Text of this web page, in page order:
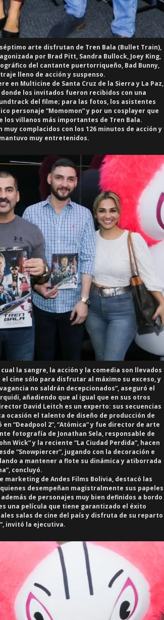
arte disfrutan de Tren Bala (Bullet Train),
por Brad Pitt, Sandra Bullock, Joey King,
del cantante puertorriqueño, Bad Bunny,
lleno de acción y suspenso.
en Multicine de Santa Cruz de la Sierra y La Paz,
donde los invitados fueron recibidos con una
del filme; para las fotos, los asistentes
personaje “Momomon” y por un cosplayer que
los villanos más importantes de Tren Bala.
complacidos con los 126 minutos de acción y
muy entretenidos.
la sangre, la acción y la comedia son llevados
cine sólo para disfrutar al máximo su exceso, y
no saldrán decepcionados”, aseguró el
, añadiendo que al igual que en sus otros
David Leitch es un experto: sus secuencias
ocasión el talento de diseño de producción de
“Deadpool 2”, “Atómica” y fue director de arte
fotografía de Jonathan Sela, responsable de
Wick” y la reciente “La Ciudad Perdida”, hacen
“Snowpiercer”, jugando con la decoración e
a mantener a flote su dinámica y atiborrada
concluyó.
marketing de Andes Films Bolivia, destacó las
desempeñan magistralmente sus papeles
de personajes muy bien definidos a bordo
una película que tiene garantizado el éxito
salas de cine del país y disfruta de su reparto
invitó la ejecutiva.